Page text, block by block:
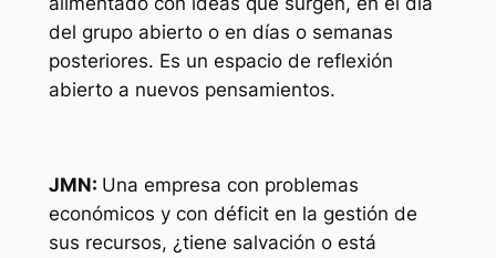
del grupo abierto o en días o semanas
posteriores. Es un espacio de reflexión
abierto a nuevos pensamientos.
JMN: Una empresa con problemas
económicos y con déficit en la gestión de
sus recursos, ¿tiene salvación o está